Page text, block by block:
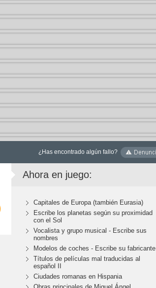
¿Has encontrado algún fallo?
Ahora en juego:
Capitales de Europa (también Eurasia)
Escribe los planetas según su proximidad
con el Sol
Vocalista y grupo musical - Escribe sus
nombres
Modelos de coches - Escribe su fabricante
Títulos de películas mal traducidas al
español II
Ciudades romanas en Hispania